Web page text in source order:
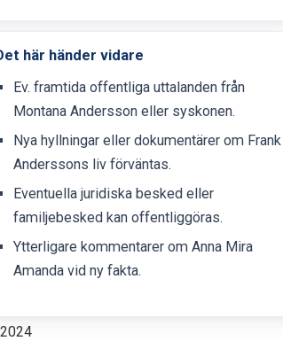
här händer vidare
Ev. framtida offentliga uttalanden från
Montana Andersson eller syskonen.
Nya hyllningar eller dokumentärer om Frank
Anderssons liv förväntas.
Eventuella juridiska besked eller
familjebesked kan offentliggöras.
Ytterligare kommentarer om Anna Mira
Amanda vid ny fakta.